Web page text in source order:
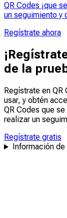
QR Codes ¡que
un seguimiento y
Regístrate ahora
de la
Regístrate en
usar, y obtén
QR Codes que
realizar un
Regístrate gratis
Información